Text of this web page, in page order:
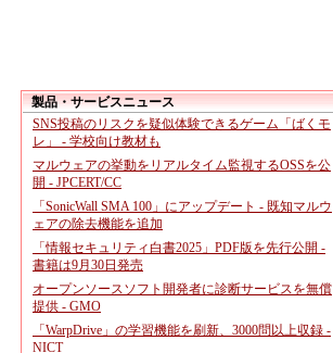
製品・サービスニュース
SNS投稿のリスクを疑似体験できるゲーム「ばくモ
レ」 - 学校向け教材も
マルウェアの挙動をリアルタイム監視するOSSを公
開 - JPCERT/CC
「SonicWall SMA 100」にアップデート - 既知マルウ
ェアの除去機能を追加
「情報セキュリティ白書2025」PDF版を先行公開 -
書籍は9月30日発売
オープンソースソフト開発者に診断サービスを無償
提供 - GMO
「WarpDrive」の学習機能を刷新、3000問以上収録 -
NICT